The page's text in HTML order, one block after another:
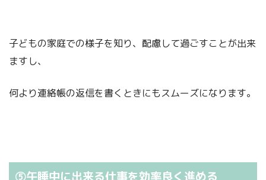
子どもの家庭での様子を知り、配慮して過ごすことが出来
ますし、
何より連絡帳の返信を書くときにもスムーズになります。
⑤午睡中に出来る仕事を効率良く進める